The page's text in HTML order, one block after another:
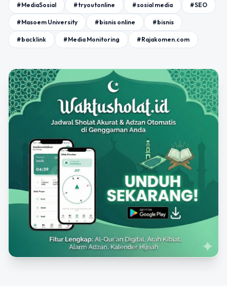
#MediaSosial #tryoutonline #sosial media #SEO
#Masoem University #bisnis online #bisnis
#backlink #Media Monitoring #Rajakomen.com